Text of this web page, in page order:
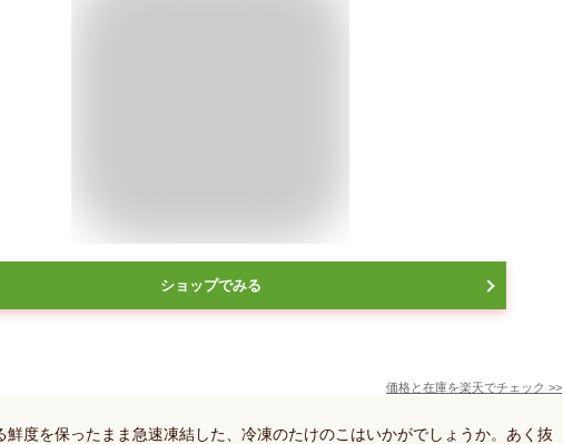
ショップでみる
価格と在庫を楽天でチェック >>
鮮度を保ったまま急速凍結した、冷凍のたけのこはいかがでしょうか。あく抜